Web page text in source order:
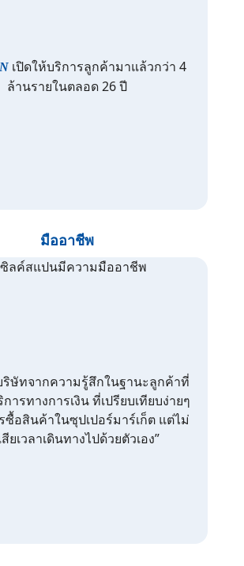
เปิดให้บริการลูกค้ามาแล้วกว่า 4
ล้านรายในตลอด 26 ปี
มืออาชีพ
ริษัทจากความรู้สึกในฐานะลูกค้าที่
ารทางการเงิน ที่เปรียบเทียบง่ายๆ
ซื้อสินค้าในซุปเปอร์มาร์เก็ต แต่ไม่
สียเวลาเดินทางไปด้วยตัวเอง”